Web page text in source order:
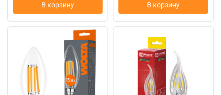
В корзину В корзину